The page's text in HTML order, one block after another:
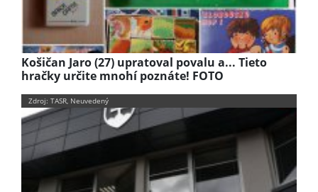
Košičan Jaro (27) upratoval povalu a... Tieto
hračky určite mnohí poznáte! FOTO
Zdroj: TASR, Neuvedený